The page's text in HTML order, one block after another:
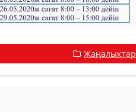
Жаңалықтар